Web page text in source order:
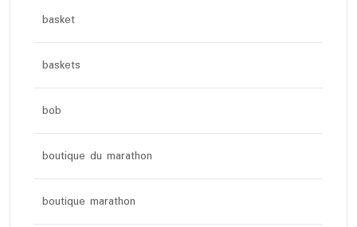
basket
baskets
bob
boutique du marathon
boutique marathon